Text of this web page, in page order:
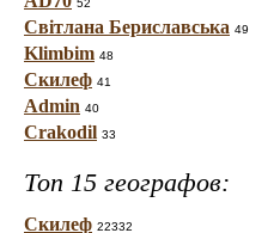
52
Світлана Бериславська 49
Klimbim 48
Скилеф 41
Admin 40
Crakodil 33
Топ 15 географов:
Скилеф 22332